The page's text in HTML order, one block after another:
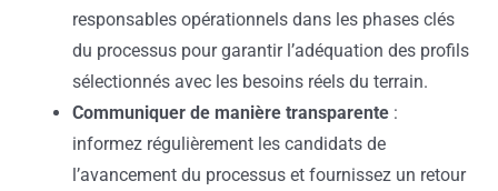
responsables opérationnels dans les phases clés
du processus pour garantir l’adéquation des profils
sélectionnés avec les besoins réels du terrain.
Communiquer de manière transparente :
informez régulièrement les candidats de
l’avancement du processus et fournissez un retour